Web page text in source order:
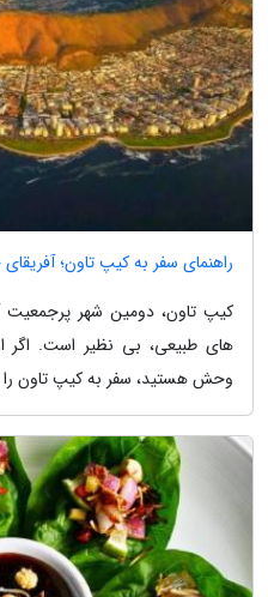
راهنمای سفر به کیپ تاون؛
کیپ تاون، دومین شهر پرجمعیت
های طبیعی، بی نظیر است. اگر
وحش هستید، سفر به کیپ تاون